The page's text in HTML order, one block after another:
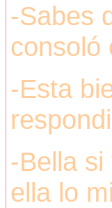
-Sabes
consoló
-Esta
-Bella
ella lo